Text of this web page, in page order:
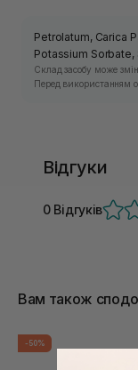
Petrolatum, Carica
Potassium Sorbate,
Склад засобу може
Перед використанням
Відгуки
0 Відгуків
Вам також
-50%